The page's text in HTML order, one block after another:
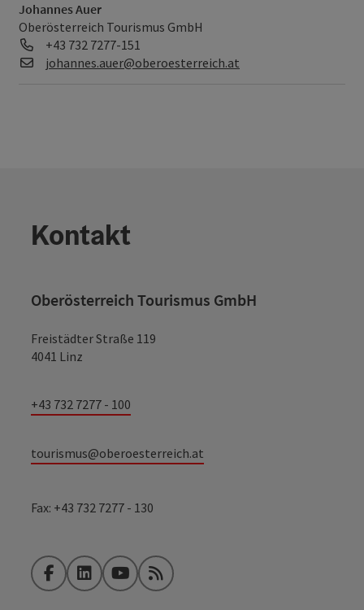
Johannes Auer
Oberösterreich Tourismus GmbH
Telefon
+43 732 7277-151
E-Mail
johannes.auer@oberoesterreich.at
Kontakt
Oberösterreich Tourismus GmbH
Freistädter Straße 119
4041 Linz
+43 732 7277 - 100
tourismus@oberoesterreich.at
Fax: +43 732 7277 - 130
FacebookLinkedInYouTubeRSS-Feed